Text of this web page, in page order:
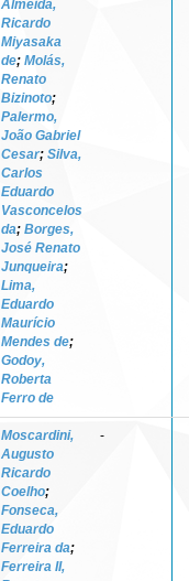
Almeida,
Ricardo
Miyasaka
de; Molás,
Renato
Bizinoto;
Palermo,
João Gabriel
Cesar; Silva,
Carlos
Eduardo
Vasconcelos
da; Borges,
José Renato
Junqueira;
Lima,
Eduardo
Maurício
Mendes de;
Godoy,
Roberta
Ferro de
Moscardini,
Augusto
Ricardo
Coelho;
Fonseca,
Eduardo
Ferreira da;
Ferreira II,
-